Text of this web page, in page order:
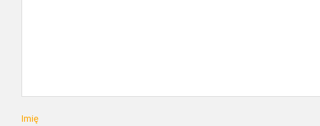
Imię